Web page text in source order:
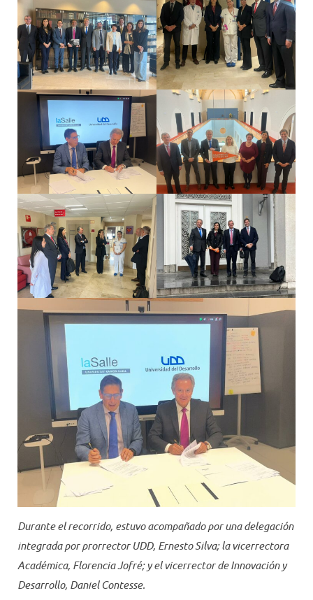
Durante el recorrido, estuvo acompañado por una delegación
integrada por prorrector UDD, Ernesto Silva; la vicerrectora
Académica, Florencia Jofré; y el vicerrector de Innovación y
Desarrollo, Daniel Contesse.